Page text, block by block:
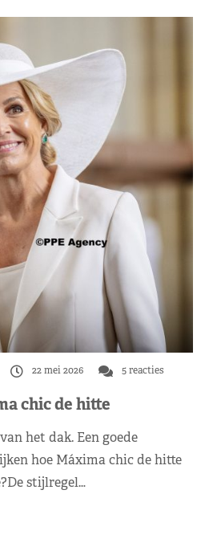
22 mei 2026 5 reacties
chic de hitte
het dak. Een goede
hoe Máxima chic de hitte
stijlregel…